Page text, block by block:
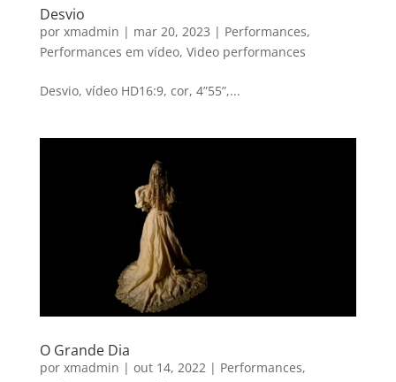
Desvio
por xmadmin | mar 20, 2023 | Performances,
Performances em vídeo, Video performances
Desvio, vídeo HD16:9, cor, 4”55”,...
O Grande Dia
por xmadmin | out 14, 2022 | Performances,